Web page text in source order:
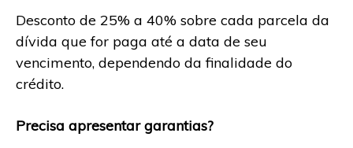
Desconto de 25% a 40% sobre cada parcela da
dívida que for paga até a data de seu
vencimento, dependendo da finalidade do
crédito.
Precisa apresentar garantias?